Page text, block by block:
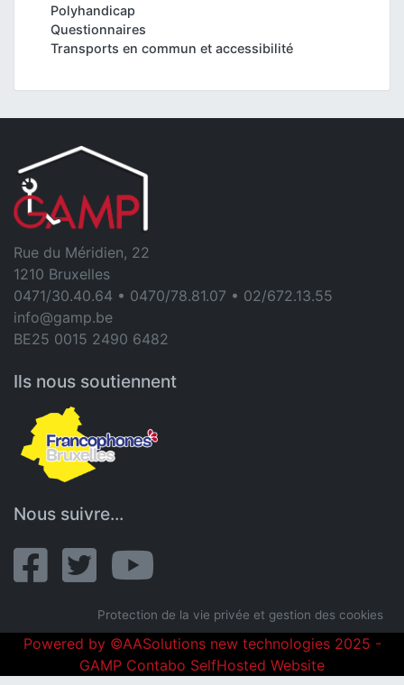
Polyhandicap
Questionnaires
Transports en commun et accessibilité
Rue du Méridien, 22
1210 Bruxelles
0471/30.40.64 • 0470/78.81.07 • 02/672.13.55
info@gamp.be
BE25 0015 2490 6482
Ils nous soutiennent
Nous suivre...
Protection de la vie privée et gestion des cookies
Powered by ©AASolutions new technologies 2025 -
GAMP Contabo SelfHosted Website